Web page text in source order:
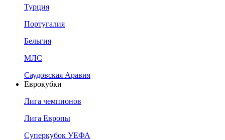
Турция
Португалия
Бельгия
МЛС
Саудовская Аравия
Еврокубки
Лига чемпионов
Лига Европы
Суперкубок УЕФА